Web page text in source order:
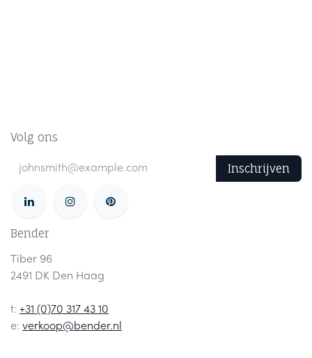
Volg ons
Inschrijven
Bender
Tiber 96
2491 DK Den Haag
t: +31 (0)70 317 43 10
e: verkoop@bender.nl